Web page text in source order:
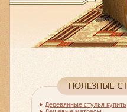
Деревянные стулья купить